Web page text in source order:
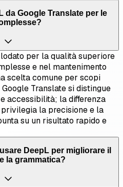
da Google Translate per le
per la qualità superiore
e nel mantenimento
scelta comune per scopi
Translate si distingue
accessibilità; la differenza
la precisione e la
su un risultato rapido e
DeepL per migliorare il
la grammatica?